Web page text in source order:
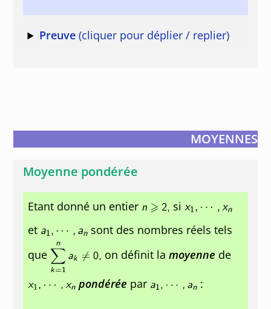
Preuve(cliquer pour déplier / replier)
MOYENNES
Moyenne pondérée
Etant donné un entier
si
et
sont des nombres réels tels
que
on définit la moyenne de
pondérée par :